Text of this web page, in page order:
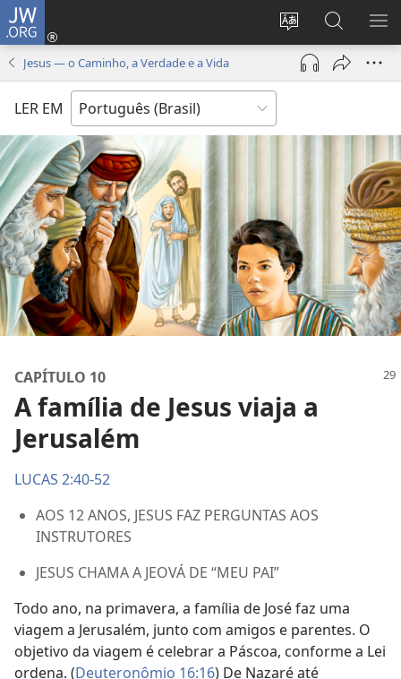
JW.ORG
Mudar
idioma
Log
(abre
janela)
Buscar
no
JW.ORG
Jesus — o Caminho, a Verdade e a Vida
LER EM
CAPÍTULO 10
A família de Jesus viaja a
Jerusalém
LUCAS 2:40-52
AOS 12 ANOS, JESUS FAZ PERGUNTAS AOS
INSTRUTORES
JESUS CHAMA A JEOVÁ DE “MEU PAI”
Todo ano, na primavera, a família de José faz uma
viagem a Jerusalém, junto com amigos e parentes. O
objetivo da viagem é celebrar a Páscoa, conforme a Lei
ordena. (Deuteronômio 16:16) De Nazaré até